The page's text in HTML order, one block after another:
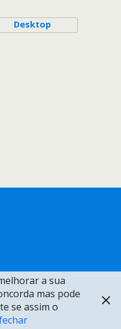
Desktop
a sua
mas pode
se assim o